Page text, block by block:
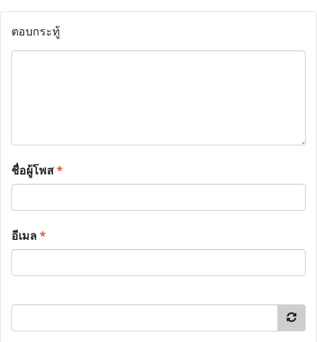
ตอบกระทู้
ชื่อผู้โพส*
อีเมล*